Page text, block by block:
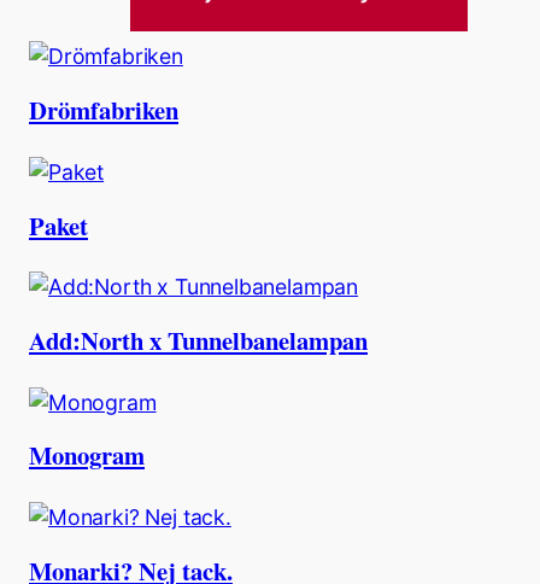
Drömfabriken
Paket
Add:North x Tunnelbanelampan
Monogram
Monarki? Nej tack.